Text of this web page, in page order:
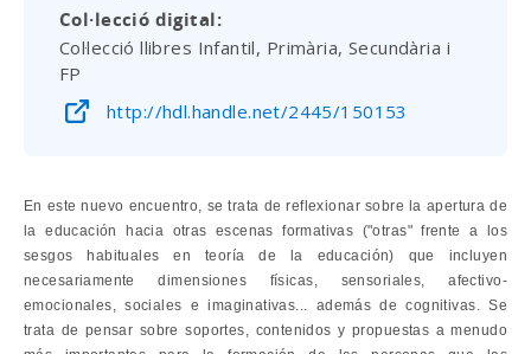
Col·lecció digital
Col·lecció llibres Infantil, Primària, Secundària i
FP
http://hdl.handle.net/2445/150153
En este nuevo encuentro, se trata de reflexionar sobre la apertura de
la educación hacia otras escenas formativas ("otras" frente a los
sesgos habituales en teoría de la educación) que incluyen
necesariamente dimensiones físicas, sensoriales, afectivo-
emocionales, sociales e imaginativas... además de cognitivas. Se
trata de pensar sobre soportes, contenidos y propuestas a menudo